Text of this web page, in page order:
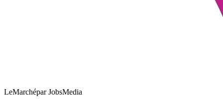
LeMarchépar JobsMedia